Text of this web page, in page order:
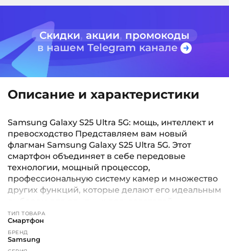
Скидки, акции, промокоды
в нашем Telegram канале
Описание и характеристики
Samsung Galaxy S25 Ultra 5G: мощь, интеллект и
превосходство Представляем вам новый
флагман Samsung Galaxy S25 Ultra 5G. Этот
смартфон объединяет в себе передовые
технологии, мощный процессор,
профессиональную систему камер и множество
других функций, которые делают его идеальным
фотографов, видеооператоров, бизнес-
пользователей и всех, кто ценит качество и
инновации. Дизайн и дисплей Samsung Galaxy
S25 Ultra 5G оснащён 6,9-дюймовым Dynamic
ТИП ТОВАРА
Смартфон
БРЕНД
Samsung